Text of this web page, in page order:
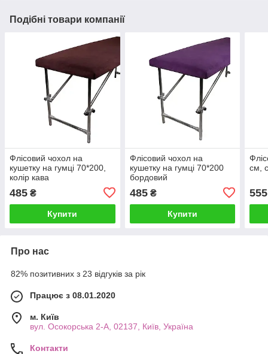
Подібні товари компанії
Флісовий чохол на
кушетку на гумці 70*200,
колір кава
485 ₴
Купити
Флісовий чохол на
кушетку на гумці 70*200
бордовий
485₴
Купити
см,
555
Про нас
82% позитивних з 23 відгуків за рік
Працює з 08.01.2020
м. Київ
вул. Осокорська 2-А, 02137, Київ, Україна
Контакти